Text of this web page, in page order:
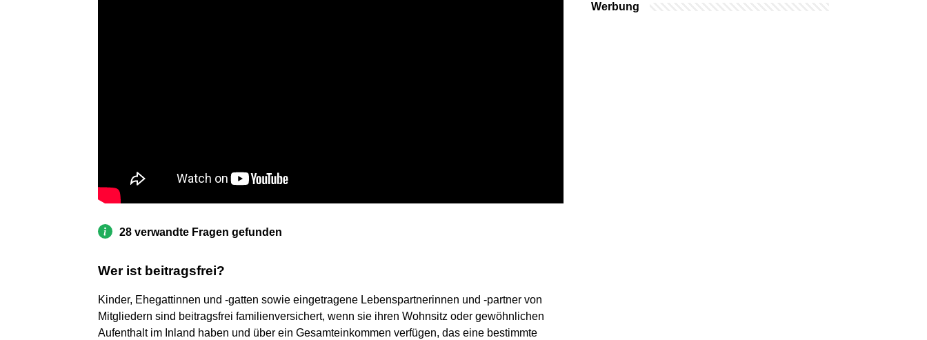
28 verwandte Fragen gefunden
Wer ist beitragsfrei?
Kinder, Ehegattinnen und -gatten sowie eingetragene Lebenspartnerinnen und -partner von
Mitgliedern sind beitragsfrei familienversichert, wenn sie ihren Wohnsitz oder gewöhnlichen
Aufenthalt im Inland haben und über ein Gesamteinkommen verfügen, das eine bestimmte
Werbung